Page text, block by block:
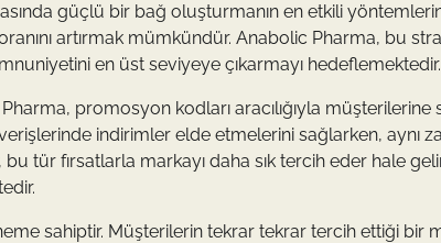
güçlü bir bağ oluşturmanın en etkili
artırmak mümkündür. Anabolic Pharma, bu
en üst seviyeye çıkarmayı hedeflemektedir.
promosyon kodları aracılığıyla müşterilerine
indirimler elde etmelerini sağlarken, aynı
tür fırsatlarla markayı daha sık tercih eder hale
sahiptir. Müşterilerin tekrar tekrar tercih ettiği bir